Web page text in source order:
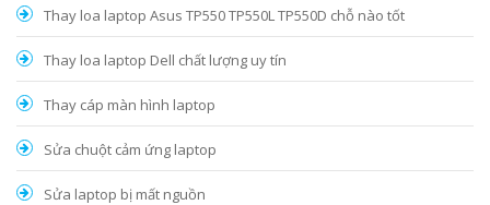
Thay loa laptop Asus TP550 TP550L TP550D chỗ nào tốt
Thay loa laptop Dell chất lượng uy tín
Thay cáp màn hình laptop
Sửa chuột cảm ứng laptop
Sửa laptop bị mất nguồn